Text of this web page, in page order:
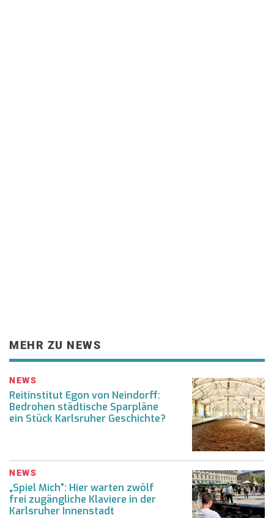
MEHR ZU NEWS
NEWS
Reitinstitut Egon von Neindorff:
Bedrohen städtische Sparpläne
ein Stück Karlsruher Geschichte?
NEWS
„Spiel Mich“: Hier warten zwölf
frei zugängliche Klaviere in der
Karlsruher Innenstadt